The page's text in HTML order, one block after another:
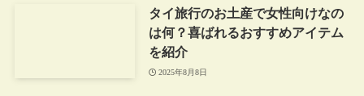
タイ旅行のお土産で女性向けなの
は何？喜ばれるおすすめアイテム
を紹介
2025年8月8日